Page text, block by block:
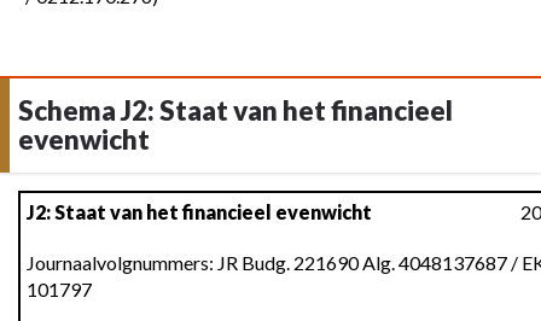
Schema J2: Staat van het financieel
evenwicht
Terug
navigatie
J2: Staat van het financieel evenwicht
Journaalvolgnummers: JR Budg. 221690 Alg. 4048137687 /
101797